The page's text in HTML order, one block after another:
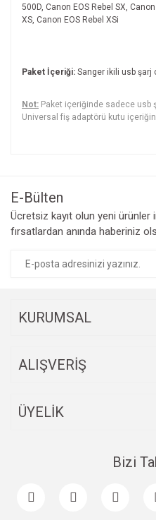
500D, Canon EOS Rebel SX,
XS, Canon EOS Rebel XSi
Paket İçeriği: Sanger ikili usb şarj
Not: Paket içeriğinde sadece usb
Universal fiş adaptörü kutu
Ürün resmi kalitesiz,
Ürün açıklamasında eksik
E-Bülten
Ücretsiz kayıt olun yeni
fırsatlardan anında haberiniz
KURUMSAL
ALIŞVERİŞ
ÜYELİK
Bizi